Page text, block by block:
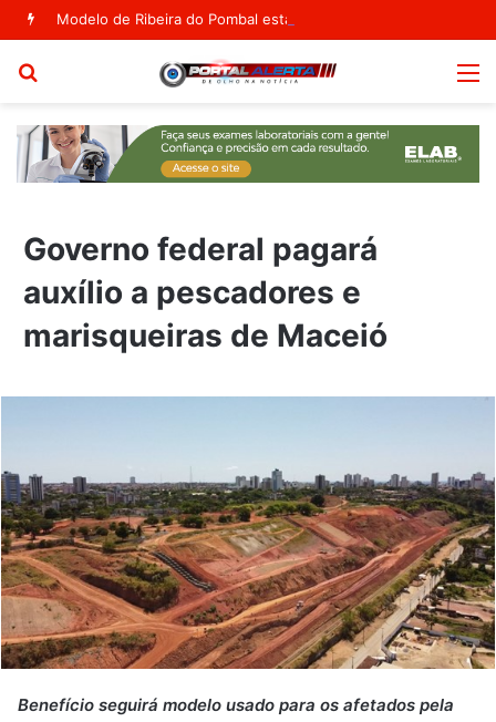
Governo federal pagará
auxílio a pescadores e
marisqueiras de Maceió
Benefício seguirá modelo usado para os afetados pela